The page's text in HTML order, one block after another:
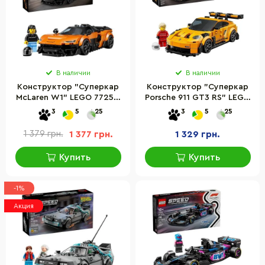
В наличии
Конструктор "Суперкар
McLaren W1" LEGO 77257,
287 деталей
3 5 25
1 379 грн. 1 377 грн.
Купить
В наличии
Конструктор "Суперкар
Porsche 911 GT3 RS" LEGO
77239, 348 деталей
3 5 25
1 329 грн.
Купить
-1%
Акция